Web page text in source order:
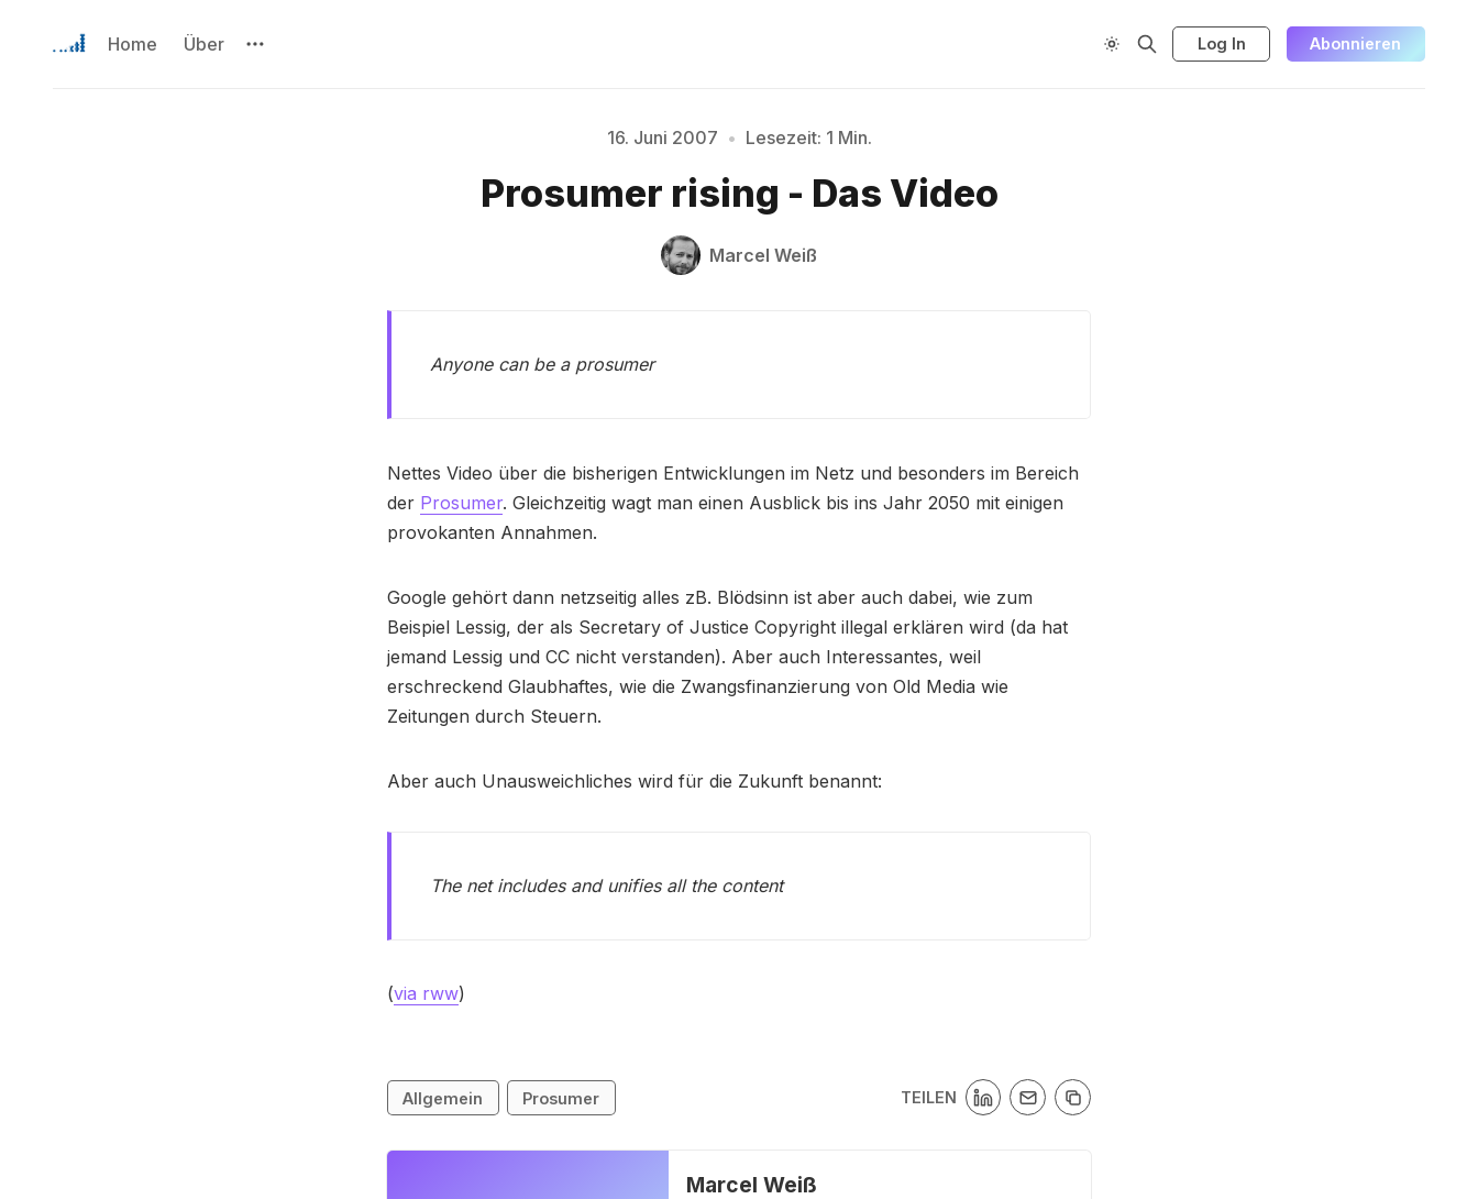
Home Über Log In Abonnieren
16. Juni 2007 • Lesezeit: 1 Min.
Prosumer rising - Das Video
Marcel Weiß
Anyone can be a prosumer
Nettes Video über die bisherigen Entwicklungen im Netz und besonders im Bereich
der Prosumer. Gleichzeitig wagt man einen Ausblick bis ins Jahr 2050 mit einigen
provokanten Annahmen.
Google gehört dann netzseitig alles zB. Blödsinn ist aber auch dabei, wie zum
Beispiel Lessig, der als Secretary of Justice Copyright illegal erklären wird (da hat
jemand Lessig und CC nicht verstanden). Aber auch Interessantes, weil
erschreckend Glaubhaftes, wie die Zwangsfinanzierung von Old Media wie
Zeitungen durch Steuern.
Aber auch Unausweichliches wird für die Zukunft benannt:
The net includes and unifies all the content
(via rww)
Allgemein Prosumer TEILEN
Marcel Weiß